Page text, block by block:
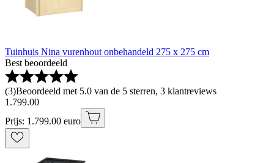
Tuinhuis Nina vurenhout onbehandeld 275 x 275 cm
Best beoordeeld
(3)Beoordeeld met 5.0 van de 5 sterren, 3 klantreviews
1 .799.00
Prijs: 1.799.00 euro